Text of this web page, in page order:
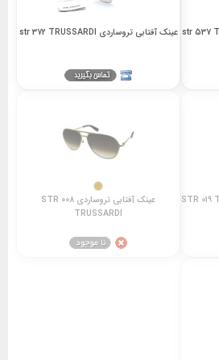
عینک آفتابی تروساردی str 372 TRUSSARDI
عینک آفتابی تروساردی STR 008
TRUSSARDI